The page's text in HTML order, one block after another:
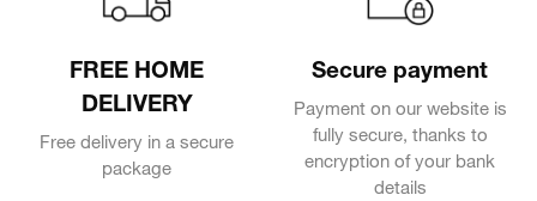
FREE HOME
DELIVERY
Free delivery in a secure
package
Secure payment
Payment on our website is
fully secure, thanks to
encryption of your bank
details